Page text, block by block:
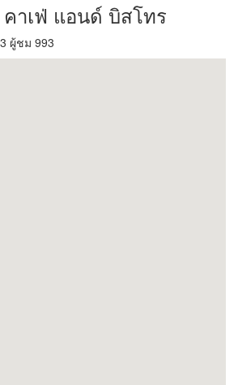
าเฟ่ แอนด์ บิสโทร
ผู้ชม 993